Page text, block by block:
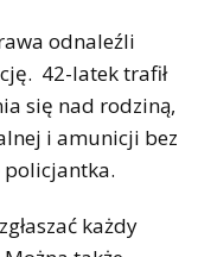
odnaleźli
42-latek trafił
się nad rodziną,
i amunicji bez
policjantka.
każdy